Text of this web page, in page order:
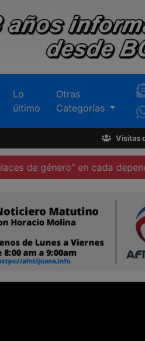
Lo
último
Otras
Categorías
Visitas
en cada dependencia